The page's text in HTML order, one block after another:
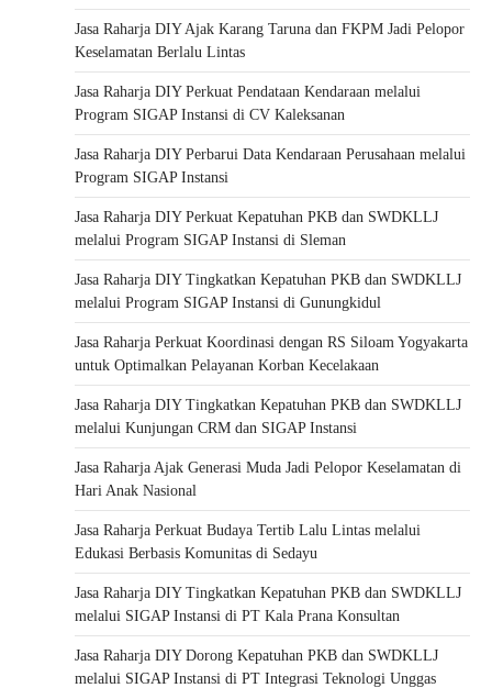
Jasa Raharja DIY Ajak Karang Taruna dan FKPM Jadi Pelopor
Keselamatan Berlalu Lintas
Jasa Raharja DIY Perkuat Pendataan Kendaraan melalui
Program SIGAP Instansi di CV Kaleksanan
Jasa Raharja DIY Perbarui Data Kendaraan Perusahaan melalui
Program SIGAP Instansi
Jasa Raharja DIY Perkuat Kepatuhan PKB dan SWDKLLJ
melalui Program SIGAP Instansi di Sleman
Jasa Raharja DIY Tingkatkan Kepatuhan PKB dan SWDKLLJ
melalui Program SIGAP Instansi di Gunungkidul
Jasa Raharja Perkuat Koordinasi dengan RS Siloam Yogyakarta
untuk Optimalkan Pelayanan Korban Kecelakaan
Jasa Raharja DIY Tingkatkan Kepatuhan PKB dan SWDKLLJ
melalui Kunjungan CRM dan SIGAP Instansi
Jasa Raharja Ajak Generasi Muda Jadi Pelopor Keselamatan di
Hari Anak Nasional
Jasa Raharja Perkuat Budaya Tertib Lalu Lintas melalui
Edukasi Berbasis Komunitas di Sedayu
Jasa Raharja DIY Tingkatkan Kepatuhan PKB dan SWDKLLJ
melalui SIGAP Instansi di PT Kala Prana Konsultan
Jasa Raharja DIY Dorong Kepatuhan PKB dan SWDKLLJ
melalui SIGAP Instansi di PT Integrasi Teknologi Unggas